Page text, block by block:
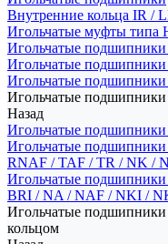
Внутренние кольца IR /
Игольчатые муфты типа
Игольчатые
Игольчатые
Игольчатые
Игольчатые
Назад
Игольчатые
Игольчатые подшипники
RNAF / TAF / TR / NK /
Игольчатые подшипники
BRI / NA / NAF / NKI /
Игольчатые
кольцом